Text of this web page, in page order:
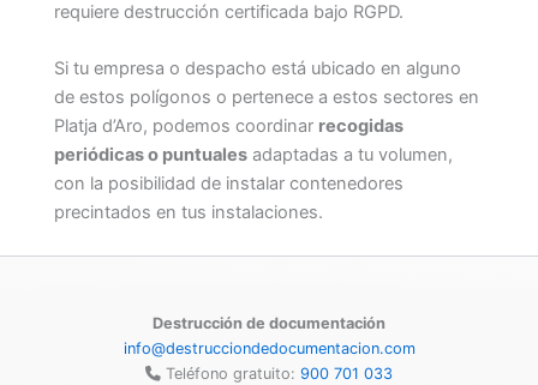
requiere destrucción certificada bajo RGPD.
Si tu empresa o despacho está ubicado en alguno
de estos polígonos o pertenece a estos sectores en
Platja d’Aro, podemos coordinar recogidas
periódicas o puntuales adaptadas a tu volumen,
con la posibilidad de instalar contenedores
precintados en tus instalaciones.
Destrucción de documentación
info@destrucciondedocumentacion.com
Teléfono gratuito: 900 701 033